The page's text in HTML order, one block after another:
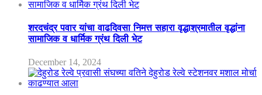
शरदचंद्र पवार यांचा वाढदिवसा निमत्त सहारा वृद्धाश्रमातील वृद्धांना
सामाजिक व धार्मिक ग्रंथ दिली भेट
December 14, 2024